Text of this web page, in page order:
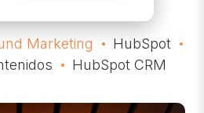
Marketing
HubSpot
HubSpot CRM